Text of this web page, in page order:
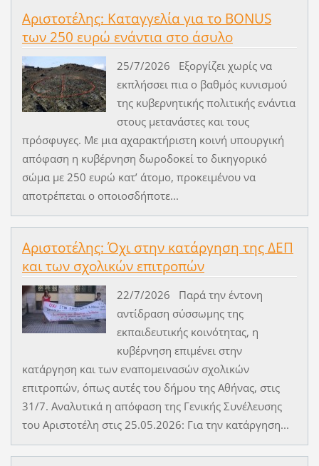
Αριστοτέλης: Καταγγελία για το BONUS
των 250 ευρώ ενάντια στο άσυλο
25/7/2026 Εξοργίζει χωρίς να
εκπλήσσει πια ο βαθμός κυνισμού
της κυβερνητικής πολιτικής ενάντια
στους μετανάστες και τους
πρόσφυγες. Με μια αχαρακτήριστη κοινή υπουργική
απόφαση η κυβέρνηση δωροδοκεί το δικηγορικό
σώμα με 250 ευρώ κατ’ άτομο, προκειμένου να
αποτρέπεται ο οποιοσδήποτε...
Αριστοτέλης: Όχι στην κατάργηση της ΔΕΠ
και των σχολικών επιτροπών
22/7/2026 Παρά την έντονη
αντίδραση σύσσωμης της
εκπαιδευτικής κοινότητας, η
κυβέρνηση επιμένει στην
κατάργηση και των εναπομεινασών σχολικών
επιτροπών, όπως αυτές του δήμου της Αθήνας, στις
31/7. Αναλυτικά η απόφαση της Γενικής Συνέλευσης
του Αριστοτέλη στις 25.05.2026: Για την κατάργηση...